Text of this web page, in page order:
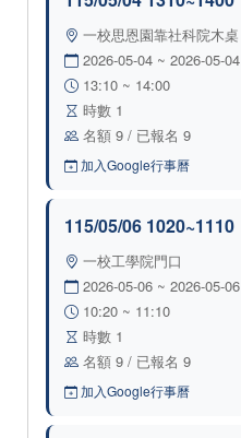
一校思恩園靠社科院木桌
2026-05-04 ~ 2026-05-04
13:10 ~ 14:00
時數 1
名額 9 / 已報名 9
加入Google行事曆
115/05/06 1020~1110
一校工學院門口
2026-05-06 ~ 2026-05-06
10:20 ~ 11:10
時數 1
名額 9 / 已報名 9
加入Google行事曆